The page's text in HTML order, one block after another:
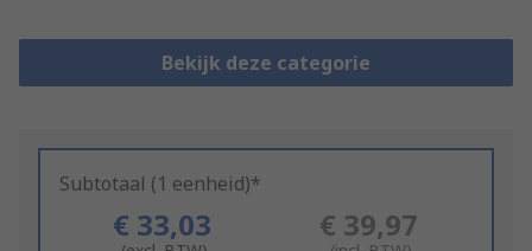
Bekijk deze categorie
Subtotaal (1 eenheid)*
€ 33,03 € 39,97